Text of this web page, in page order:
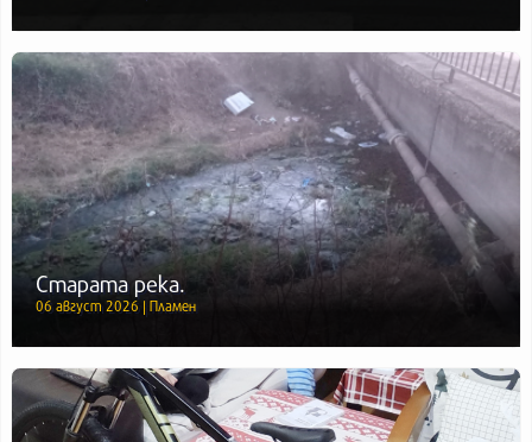
Старата река.
06 август 2026 | Пламен